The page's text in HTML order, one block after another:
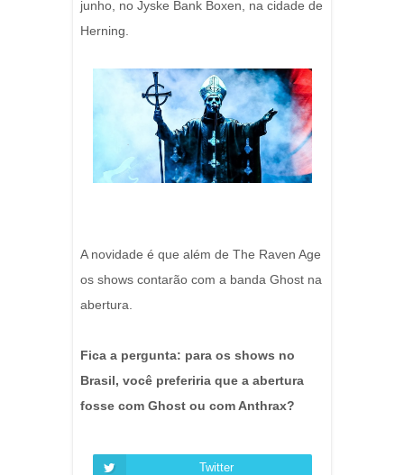
junho, no Jyske Bank Boxen, na cidade de
Herning.
A novidade é que além de The Raven Age
os shows contarão com a banda Ghost na
abertura.
Fica a pergunta: para os shows no
Brasil, você preferiria que a abertura
fosse com Ghost ou com Anthrax?
Twitter